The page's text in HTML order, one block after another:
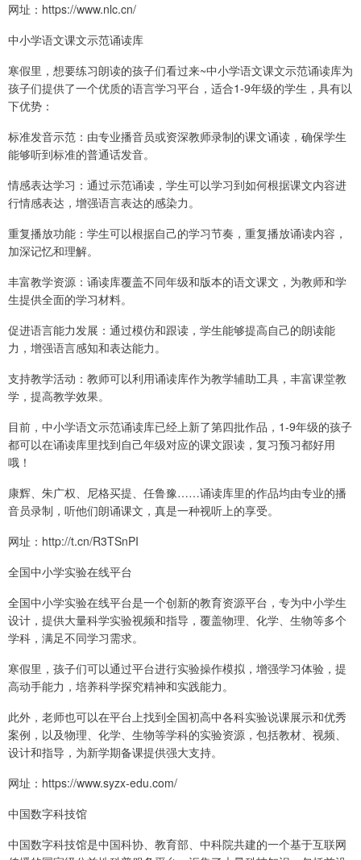
网址：https://www.nlc.cn/
中小学语文课文示范诵读库
寒假里，想要练习朗读的孩子们看过来~中小学语文课文示范诵读库为
孩子们提供了一个优质的语言学习平台，适合1-9年级的学生，具有以
下优势：
标准发音示范：由专业播音员或资深教师录制的课文诵读，确保学生
能够听到标准的普通话发音。
情感表达学习：通过示范诵读，学生可以学习到如何根据课文内容进
行情感表达，增强语言表达的感染力。
重复播放功能：学生可以根据自己的学习节奏，重复播放诵读内容，
加深记忆和理解。
丰富教学资源：诵读库覆盖不同年级和版本的语文课文，为教师和学
生提供全面的学习材料。
促进语言能力发展：通过模仿和跟读，学生能够提高自己的朗读能
力，增强语言感知和表达能力。
支持教学活动：教师可以利用诵读库作为教学辅助工具，丰富课堂教
学，提高教学效果。
目前，中小学语文示范诵读库已经上新了第四批作品，1-9年级的孩子
都可以在诵读库里找到自己年级对应的课文跟读，复习预习都好用
哦！
康辉、朱广权、尼格买提、任鲁豫……诵读库里的作品均由专业的播
音员录制，听他们朗诵课文，真是一种视听上的享受。
网址：http://t.cn/R3TSnPI
全国中小学实验在线平台
全国中小学实验在线平台是一个创新的教育资源平台，专为中小学生
设计，提供大量科学实验视频和指导，覆盖物理、化学、生物等多个
学科，满足不同学习需求。
寒假里，孩子们可以通过平台进行实验操作模拟，增强学习体验，提
高动手能力，培养科学探究精神和实践能力。
此外，老师也可以在平台上找到全国初高中各科实验说课展示和优秀
案例，以及物理、化学、生物等学科的实验资源，包括教材、视频、
设计和指导，为新学期备课提供强大支持。
网址：https://www.syzx-edu.com/
中国数字科技馆
中国数字科技馆是中国科协、教育部、中科院共建的一个基于互联网